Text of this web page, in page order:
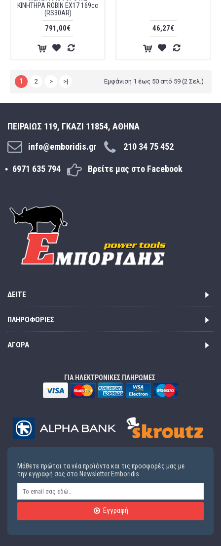
ΚΙΝΗΤΗΡΑ ROBIN EX17 169cc
(RS30AR)
791,00€ 46,27€
1 2 > >| Εμφάνιση 1 έως 50 από 59 (2 Σελ.)
ΠΕΙΡΑΙΩΣ 119, ΓΚΑΖΙ 11854, ΑΘΗΝΑ
info@emboridis.gr
210 34 75 452
6971 635 794 Βρείτε μας στο Facebook
ΔΕΊΤΕ
ΠΛΗΡΟΦΟΡΊΕΣ
ΑΓΟΡΆ
ΓΙΑ ΗΛΕΚΤΡΟΝΙΚΕΣ ΠΛΗΡΩΜΕΣ
Μάθετε πρώτοι τα νέα προϊόντα και τις προσφορές μας με
την εγγραφή σας στο Newsletter Emboridis
Εγγραφή